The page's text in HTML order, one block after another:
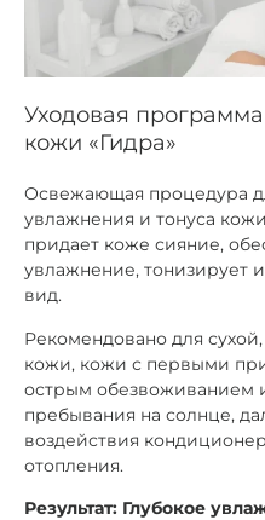
Уходовая
кожи «Гидра»
Освежающая процедура
увлажнения и тонуса
придает коже сияние,
увлажнение, тонизирует
вид.
Рекомендовано для
кожи, кожи с первыми
острым обезвоживанием
пребывания на солнце,
воздействия
отопления.
Результат: Глубокое